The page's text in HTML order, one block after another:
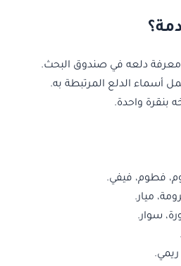
معرفة دلعه في صندوق البحث.
أسماء الدلع المرتبطة به.
بنقرة واحدة.
فطوم، فيفي.
ميار.
سوار.
ريمي.